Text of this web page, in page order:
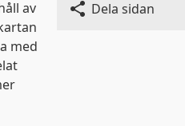
av
med
Dela sidan